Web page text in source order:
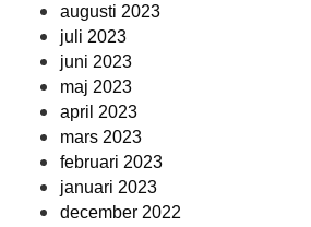
augusti 2023
juli 2023
juni 2023
maj 2023
april 2023
mars 2023
februari 2023
januari 2023
december 2022